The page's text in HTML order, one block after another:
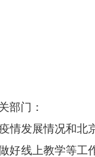
门：
情发展情况和北
线上教学等工作